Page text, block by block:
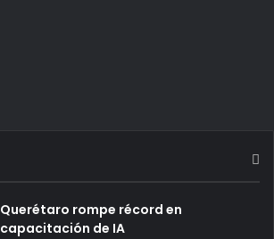
Querétaro rompe récord en
capacitación de IA